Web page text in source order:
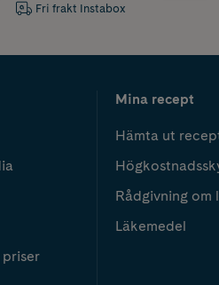
Fri frakt Instabox
priser
Mina recept
Hämta ut
Rådgivning om
Läkemedel